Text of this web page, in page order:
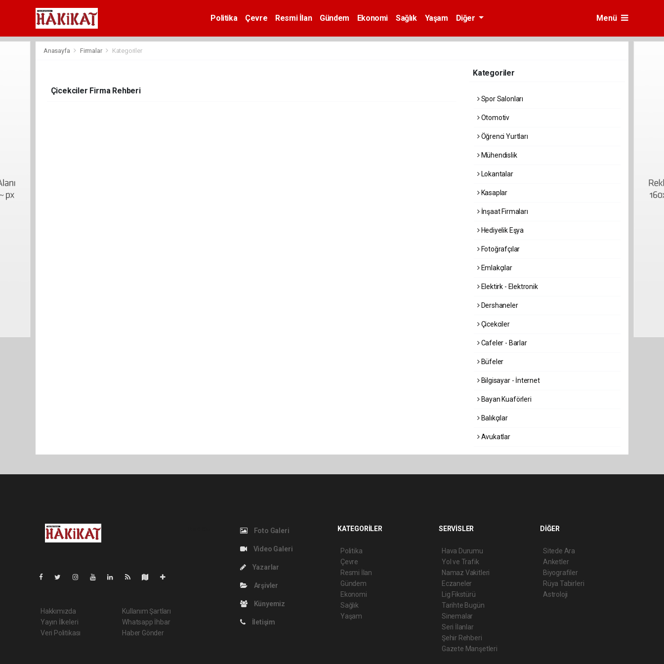
Politika Çevre Resmi İlan Gündem Ekonomi Sağlık Yaşam Diğer Menü
Anasayfa Firmalar Kategoriler
Çicekciler Firma Rehberi
Kategoriler
Spor Salonları
Otomotiv
Öğrenci Yurtları
Mühendislik
Lokantalar
Kasaplar
İnşaat Firmaları
Hediyelik Eşya
Fotoğrafçılar
Emlakçılar
Elektirk - Elektronik
Dershaneler
Çicekciler
Cafeler - Barlar
Büfeler
Bilgisayar - İnternet
Bayan Kuaförleri
Balıkçılar
Avukatlar
Hakkımızda
Yayın İlkeleri
Veri Politikası
Kullanım Şartları
Whatsapp İhbar
Haber Gönder
Foto Galeri
Video Galeri
Yazarlar
Arşivler
Künyemiz
İletişim
KATEGORİLER
Politika
Çevre
Resmi İlan
Gündem
Ekonomi
Sağlık
Yaşam
SERVİSLER
Hava Durumu
Yol ve Trafik
Namaz Vakitleri
Eczaneler
Lig Fikstürü
Tarihte Bugün
Sinemalar
Seri İlanlar
Şehir Rehberi
Gazete Manşetleri
DİĞER
Sitede Ara
Anketler
Biyografiler
Rüya Tabirleri
Astroloji